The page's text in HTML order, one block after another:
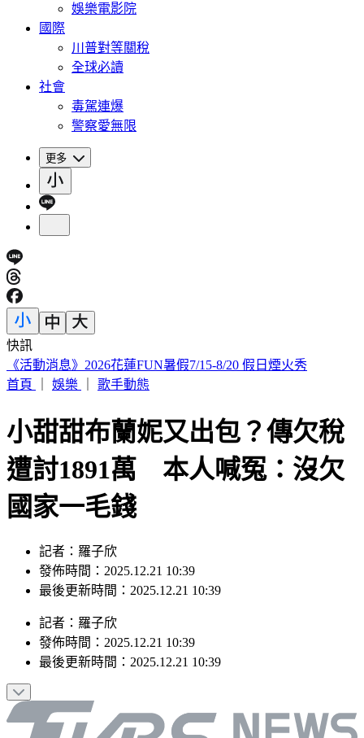
娛樂電影院
國際
川普對等關稅
全球必讀
社會
毒駕連爆
警察愛無限
更多
快訊
SBS歌謠大戰／3大女團合體重唱BLACKPINK神曲
首頁
娛樂 歌手動態
小甜甜布蘭妮又出包？傳欠稅
遭討1891萬 本人喊冤：沒欠
國家一毛錢
記者：羅子欣
發佈時間：2025.12.21 10:39
最後更新時間：2025.12.21 10:39
記者 ： 羅子欣
發佈時間： 2025.12.21 10:39
最後更新時間： 2025.12.21 10:39